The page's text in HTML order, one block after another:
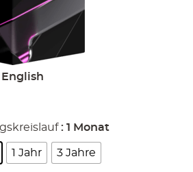
English
: 1 Monat
1 Jahr 3 Jahre